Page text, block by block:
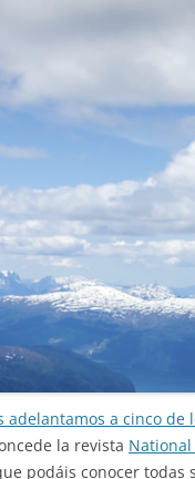
adelantamos a cinco de
la revista National
podáis conocer todas